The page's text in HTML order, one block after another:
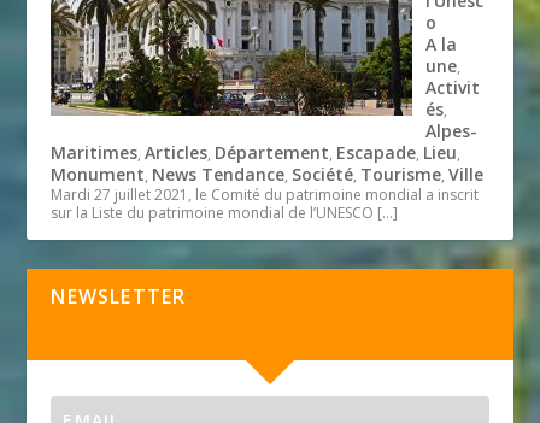
o
A la
une,
Activit
és,
Alpes-
Maritimes,Articles, Département, Escapade, Lieu,
Monument, News Tendance, Société, Tourisme,Ville
Mardi 27 juillet 2021, le Comité du patrimoine mondial a inscrit
sur la Liste du patrimoine mondial de l’UNESCO […]
NEWSLETTER